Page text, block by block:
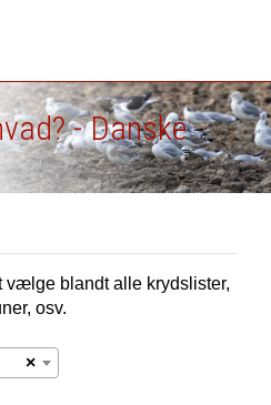
- Danske
vælge blandt alle krydslister,
osv.
×